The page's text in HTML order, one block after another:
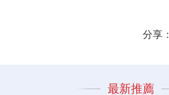
分享：
最新推薦